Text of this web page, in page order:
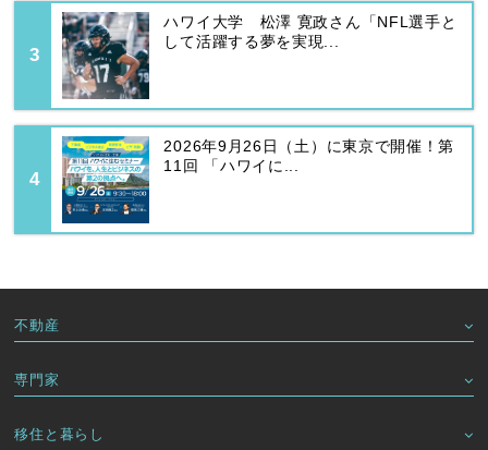
ハワイ大学 松澤 寛政さん「NFL選手と
して活躍する夢を実現...
2026年9月26日（土）に東京で開催！第
11回 「ハワイに...
不動産
専門家
移住と暮らし